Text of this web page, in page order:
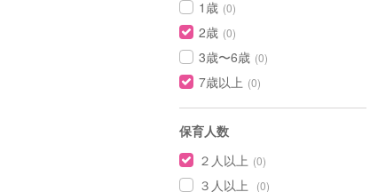
1歳 (0)
2歳 (0)
3歳〜6歳 (0)
7歳以上 (0)
保育人数
２人以上 (0)
３人以上 (0)